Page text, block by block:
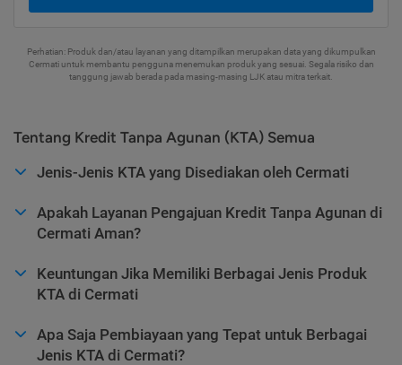
Perhatian: Produk dan/atau layanan yang ditampilkan merupakan data yang dikumpulkan
Cermati untuk membantu pengguna menemukan produk yang sesuai. Segala risiko dan
tanggung jawab berada pada masing-masing LJK atau mitra terkait.
Tentang Kredit Tanpa Agunan (KTA) Semua
Jenis-Jenis KTA yang Disediakan oleh Cermati
Apakah Layanan Pengajuan Kredit Tanpa Agunan di
Cermati Aman?
Keuntungan Jika Memiliki Berbagai Jenis Produk
KTA di Cermati
Apa Saja Pembiayaan yang Tepat untuk Berbagai
Jenis KTA di Cermati?